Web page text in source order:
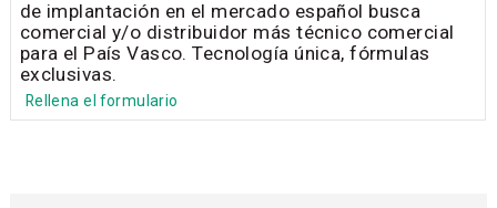
de implantación en el mercado español busca
comercial y/o distribuidor más técnico comercial
para el País Vasco. Tecnología única, fórmulas
exclusivas.
Rellena el formulario